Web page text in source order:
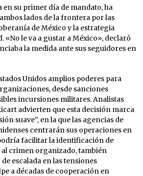
en su primer día de mandato, ha
lados de la frontera por las
de México y la estrategia
«No le va a gustar a México», declaró
la medida ante sus seguidores en
Unidos amplios poderes para
desde sanciones
incursiones militares. Analistas
advierten que esta decisión marca
suave”, en la que las agencias de
centrarán sus operaciones en
facilitar la identificación de
al crimen organizado, también
escalada en las tensiones
a décadas de cooperación en